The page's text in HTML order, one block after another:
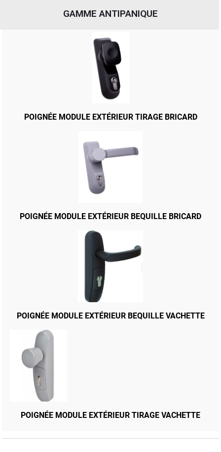
POIGNÉE MODULE EXTÉRIEUR TIRAGE BRICARD
POIGNÉE MODULE EXTÉRIEUR BEQUILLE BRICARD
POIGNÉE MODULE EXTÉRIEUR BEQUILLE VACHETTE
POIGNÉE MODULE EXTÉRIEUR TIRAGE VACHETTE
GAMME ANTIPANIQUE
BARRE ANTIPANIQUE L900 BRICARD
TOUCH BAR BRICARD
BARRE ANTIPANIQUE 89 DESIGN
BARRE ANTIPANIQUE FLUID JPM